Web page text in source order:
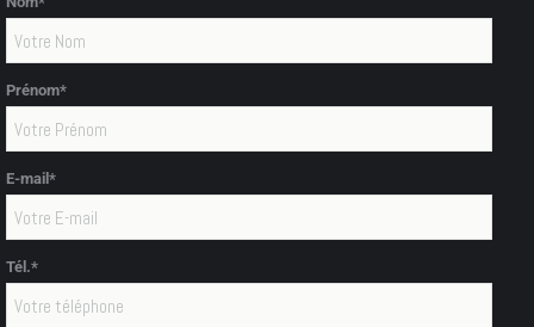
Prénom*
E-mail*
Tél.*